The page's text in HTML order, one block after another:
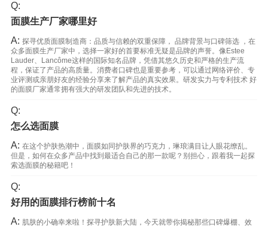
Q:
面膜生产厂家哪里好
A: 探寻优质面膜制造商：品质与信赖的双重保障， 品牌背景与口碑筛选 ，在
众多面膜生产厂家中，选择一家好的首要标准无疑是品牌的声誉。像Estee
Lauder、Lancôme这样的国际知名品牌，凭借其悠久历史和严格的生产流
程，保证了产品的高质量。消费者口碑也是重要参考，可以通过网络评价、专
业评测或亲朋好友的经验分享来了解产品的真实效果。研发实力与专利技术 好
的面膜厂家通常拥有强大的研发团队和先进的技术。
Q:
怎么选面膜
A: 在这个护肤热潮中，面膜如同护肤界的巧克力，琳琅满目让人眼花缭乱。
但是，如何在众多产品中找到最适合自己的那一款呢？别担心，跟着我一起探
索选面膜的秘籍吧！
Q:
好用的面膜排行榜前十名
A: 肌肤的小确幸来啦！探寻护肤新大陆，今天就带你揭秘那些口碑爆棚、效